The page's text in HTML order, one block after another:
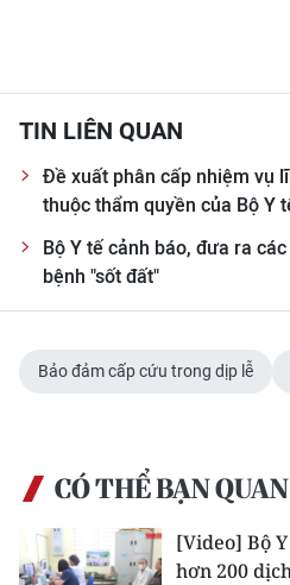
Video
Media Chính trị
Media Kinh tế
Media Văn hóa
Media Thế giới
Media Thể thao
TIN LIÊN QUAN
Đề xuất phân cấp nhiệm vụ
thuộc thẩm quyền của Bộ Y
Bộ Y tế cảnh báo, đưa ra
bệnh "sốt đất"
Bảo đảm cấp cứu trong dịp lễ
CÓ THỂ BẠN
[Video] Bộ
hơn 200